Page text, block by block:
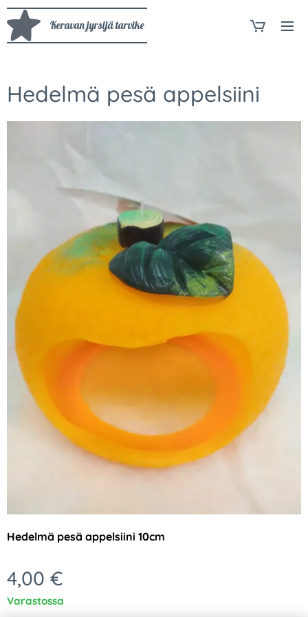
Keravan jyrsijä tarvike
Hedelmä pesä appelsiini
Hedelmä pesä appelsiini 10cm
4,00 €
Varastossa